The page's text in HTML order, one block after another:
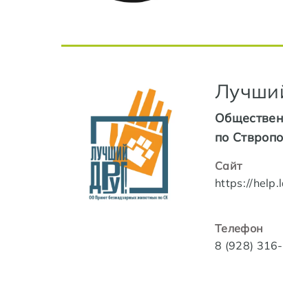
по
Сайт
https://
Телефон
8 (928)